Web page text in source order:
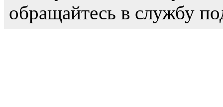
обращайтесь в службу